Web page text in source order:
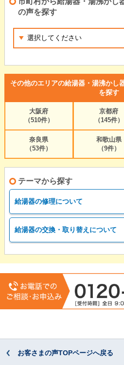
の声を探す
その他のエリアの給湯器・湯沸かし
を探す
大阪府
（510件）
京都府
（145件）
奈良県
（53件）
和歌山県
（9件）
テーマから探す
給湯器の修理について
給湯器の交換・取り替えについて
お客さまの声TOPページへ戻る